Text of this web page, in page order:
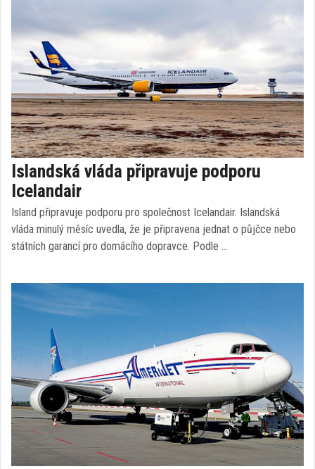
Islandská vláda připravuje podporu
Icelandair
Island připravuje podporu pro společnost Icelandair. Islandská
vláda minulý měsíc uvedla, že je připravena jednat o půjčce nebo
státních garancí pro domácího dopravce. Podle …